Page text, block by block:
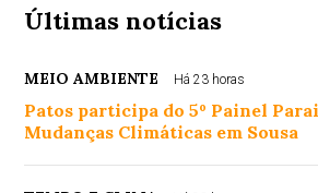
Últimas notícias
MEIO AMBIENTE Há 23 horas
Patos participa do 5º Painel
Mudanças Climáticas em Sousa